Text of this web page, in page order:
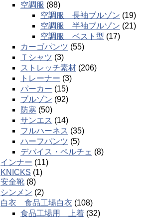
空調服 (88)
空調服 長袖ブルゾン (19)
空調服 半袖ブルゾン (21)
空調服 ベスト型 (17)
カーゴパンツ (55)
Ｔシャツ (3)
ストレッチ素材 (206)
トレーナー (3)
パーカー (15)
ブルゾン (92)
防寒 (50)
サンエス (14)
フルハーネス (35)
ハーフパンツ (5)
デバイス・ペルチェ (8)
インナー (11)
KNICKS (1)
安全靴 (8)
シンメン (2)
白衣 食品工場白衣 (108)
食品工場用 上着 (32)